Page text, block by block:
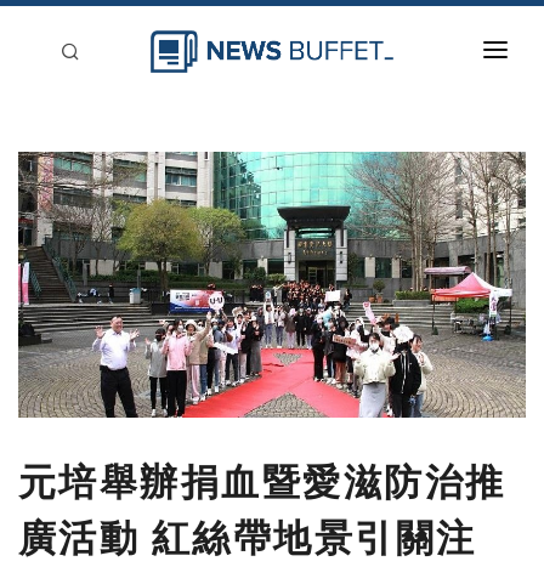
新聞稿分類
登入
刊登
元培舉辦捐血暨愛滋防治推
廣活動 紅絲帶地景引關注